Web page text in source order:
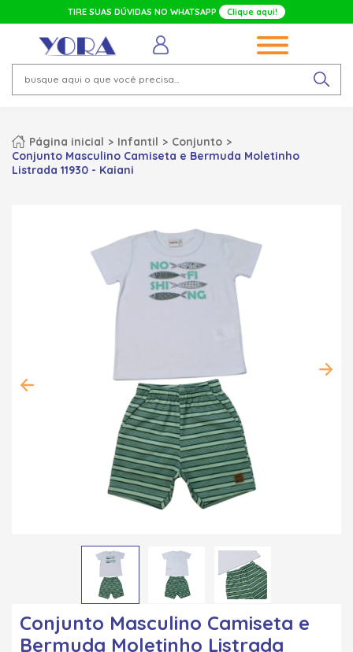
TIRE SUAS DÚVIDAS NO WHATSAPP Clique aqui!
Página inicial Infantil
Conjunto
Conjunto Masculino Camiseta e Bermuda Moletinho
Listrada 11930 - Kaiani
Conjunto Masculino Camiseta e
Bermuda Moletinho Listrada